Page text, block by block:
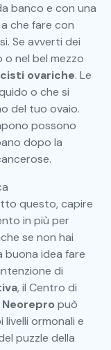
banco e con una
che fare con
Se avverti dei
nel bel mezzo
cisti ovariche. Le
o che si
del tuo ovaio.
possono
dopo la
questo, capire
in più per
se non hai
buona idea fare
di
, il Centro di
Neorepro può
ormonali e
puzzle della